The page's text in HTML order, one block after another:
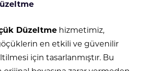
Düzeltme hizmetimiz,
en etkili ve güvenilir
için tasarlanmıştır. Bu